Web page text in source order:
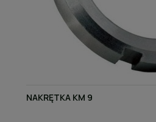
NAKRĘTKA KM 9